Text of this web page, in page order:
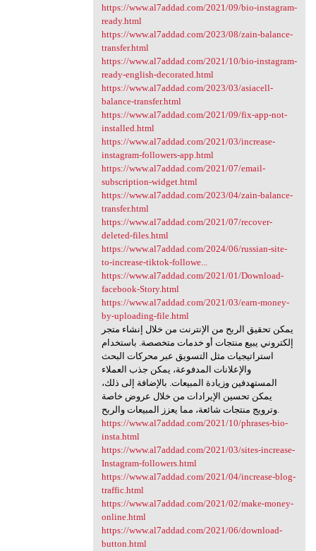
https://www.al7addad.com/2021/09/bio-instagram-
ready.html
https://www.al7addad.com/2023/08/zain-balance-
transfer.html
https://www.al7addad.com/2021/10/bio-instagram-
ready-english-decorated.html
https://www.al7addad.com/2023/03/asiacell-
balance-transfer.html
https://www.al7addad.com/2021/09/fix-app-not-
installed.html
https://www.al7addad.com/2021/03/increase-
instagram-followers-app.html
https://www.al7addad.com/2021/07/email-
subscription-widget.html
https://www.al7addad.com/2023/04/zain-balance-
transfer.html
https://www.al7addad.com/2021/07/recover-
deleted-files.html
https://www.al7addad.com/2024/06/russian-site-
to-increase-tiktok-followe...
https://www.al7addad.com/2021/01/Download-
facebook-Story.html
https://www.al7addad.com/2021/03/earn-money-
by-uploading-file.html
يمكن تحقيق الربح من الإنترنت من خلال إنشاء متجر
إلكتروني يبيع منتجات أو خدمات متخصصة. باستخدام
استراتيجيات مثل التسويق عبر محركات البحث
والإعلانات المدفوعة، يمكن جذب العملاء
المستهدفين وزيادة المبيعات. بالإضافة إلى ذلك،
يمكن تحسين الإيرادات من خلال عروض خاصة
وترويج منتجات شائعة، مما يعزز المبيعات والربح.
https://www.al7addad.com/2021/10/phrases-bio-
insta.html
https://www.al7addad.com/2021/03/sites-increase-
Instagram-followers.html
https://www.al7addad.com/2021/04/increase-blog-
traffic.html
https://www.al7addad.com/2021/02/make-money-
online.html
https://www.al7addad.com/2021/06/download-
button.html